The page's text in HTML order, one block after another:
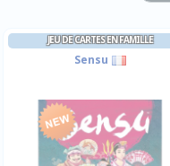
JEU DE CARTES EN FAMILLE
Sensu